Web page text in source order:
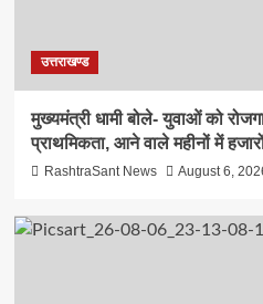
उत्तराखण्ड
मुख्यमंत्री धामी बोले- युवाओं को
प्राथमिकता, आने वाले महीनों में हजारों
RashtraSant News August 6,